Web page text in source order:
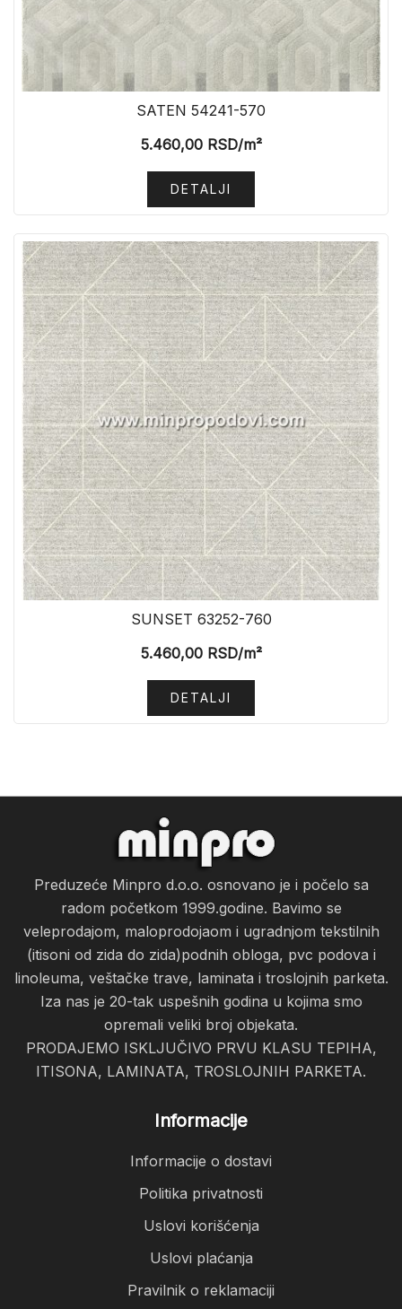
SATEN 54241-570
5.460,00RSD/m²
DETALJI
SUNSET 63252-760
5.460,00RSD/m²
DETALJI
Preduzeće Minpro d.o.o. osnovano je i počelo sa
radom početkom 1999.godine. Bavimo se
veleprodajom, maloprodojaom i ugradnjom tekstilnih
(itisoni od zida do zida)podnih obloga, pvc podova i
linoleuma, veštačke trave, laminata i troslojnih parketa.
Iza nas je 20-tak uspešnih godina u kojima smo
opremali veliki broj objekata.
PRODAJEMO ISKLJUČIVO PRVU KLASU TEPIHA,
ITISONA, LAMINATA, TROSLOJNIH PARKETA.
Informacije
Informacije o dostavi
Politika privatnosti
Uslovi korišćenja
Uslovi plaćanja
Pravilnik o reklamaciji